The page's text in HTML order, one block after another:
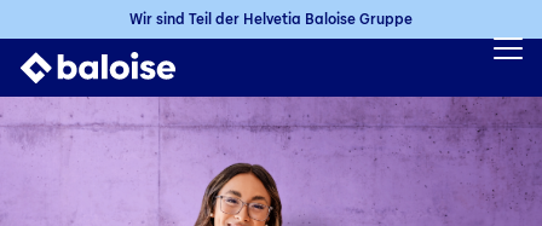
Wir sind Teil der Helvetia Baloise Gruppe